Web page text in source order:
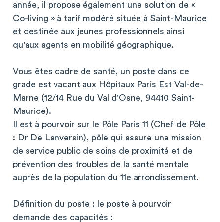
année, il propose également une solution de «
Co-living » à tarif modéré située à Saint-Maurice
et destinée aux jeunes professionnels ainsi
qu'aux agents en mobilité géographique.
Vous êtes cadre de santé, un poste dans ce
grade est vacant aux Hôpitaux Paris Est Val-de-
Marne (12/14 Rue du Val d'Osne, 94410 Saint-
Maurice).
Il est à pourvoir sur le Pôle Paris 11 (Chef de Pôle
: Dr De Lanversin), pôle qui assure une mission
de service public de soins de proximité et de
prévention des troubles de la santé mentale
auprès de la population du 11e arrondissement.
Définition du poste : le poste à pourvoir
demande des capacités :